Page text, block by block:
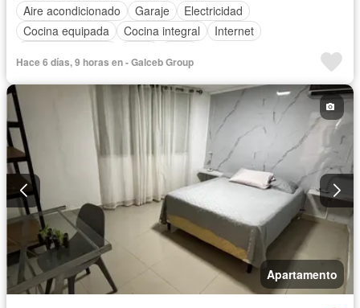
Aire acondicionado
Garaje
Electricidad
Cocina equipada
Cocina integral
Internet
Hace 6 días, 9 horas en - Galceb Group
Apartamento